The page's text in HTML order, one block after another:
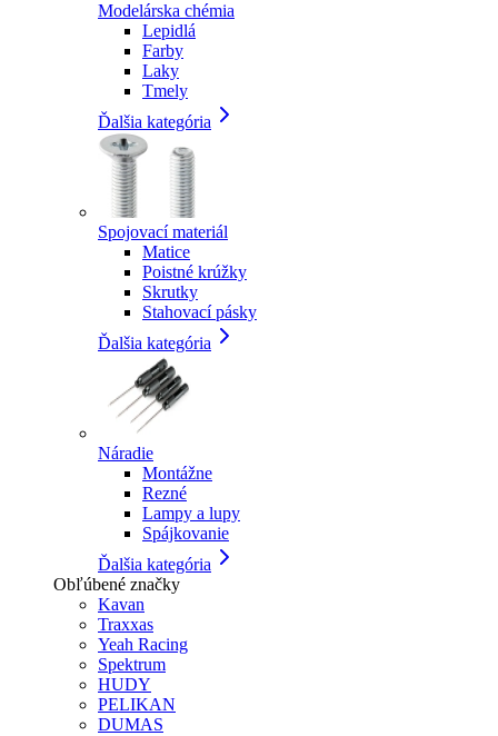
Modelárska chémia
Lepidlá
Farby
Laky
Tmely
Ďalšia kategória
Spojovací materiál
Matice
Poistné krúžky
Skrutky
Stahovací pásky
Ďalšia kategória
Náradie
Montážne
Rezné
Lampy a lupy
Spájkovanie
Ďalšia kategória
Obľúbené značky
Kavan
Traxxas
Yeah Racing
Spektrum
HUDY
PELIKAN
DUMAS